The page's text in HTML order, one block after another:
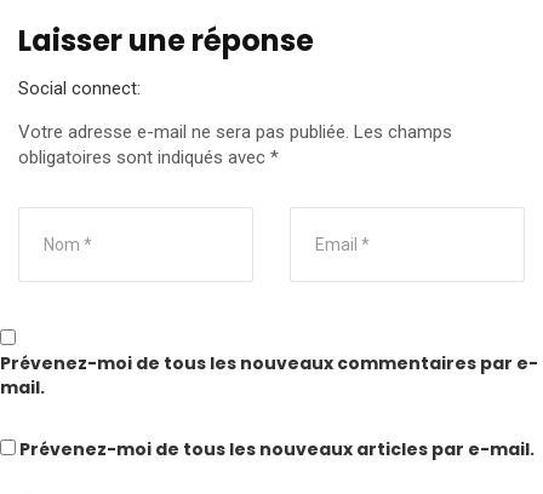
Laisser une réponse
Social connect:
Votre adresse e-mail ne sera pas publiée. Les champs
obligatoires sont indiqués avec *
Prévenez-moi de tous les nouveaux commentaires par e-
mail.
Prévenez-moi de tous les nouveaux articles par e-mail.